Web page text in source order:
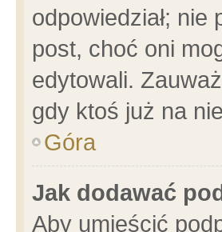
odpowiedział; nie
post, choć oni
edytowali.
gdy ktoś już na
Góra
Jak dodawać
Aby umieścić